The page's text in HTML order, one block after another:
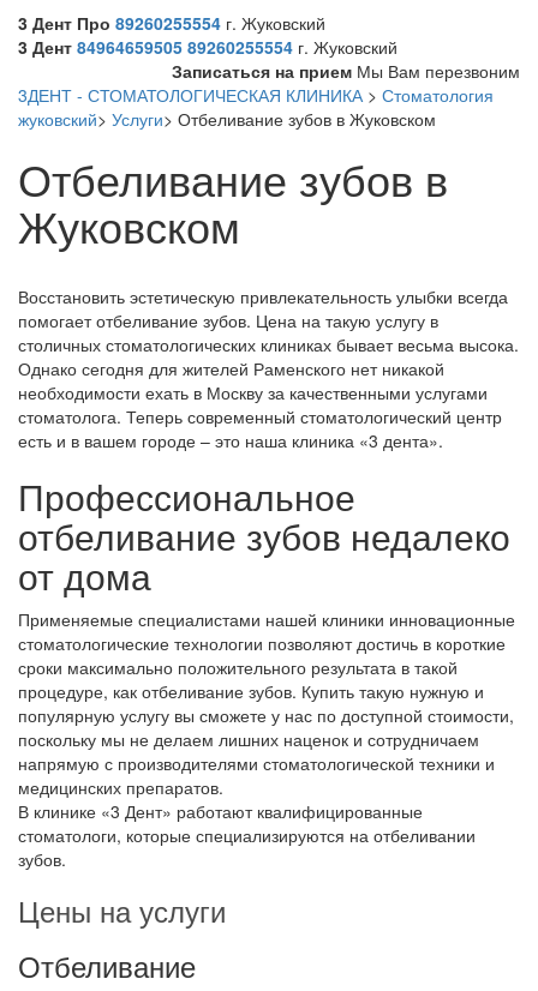
3 Дент Про 89260255554 г. Жуковский
3 Дент 84964659505 89260255554 г. Жуковский
Записаться на прием Мы Вам перезвоним
3ДЕНТ - СТОМАТОЛОГИЧЕСКАЯ КЛИНИКА > Стоматология
жуковский> Услуги> Отбеливание зубов в Жуковском
Отбеливание зубов в
Жуковском
Восстановить эстетическую привлекательность улыбки всегда
помогает отбеливание зубов. Цена на такую услугу в
столичных стоматологических клиниках бывает весьма высока.
Однако сегодня для жителей Раменского нет никакой
необходимости ехать в Москву за качественными услугами
стоматолога. Теперь современный стоматологический центр
есть и в вашем городе – это наша клиника «3 дента».
Профессиональное
отбеливание зубов недалеко
от дома
Применяемые специалистами нашей клиники инновационные
стоматологические технологии позволяют достичь в короткие
сроки максимально положительного результата в такой
процедуре, как отбеливание зубов. Купить такую нужную и
популярную услугу вы сможете у нас по доступной стоимости,
поскольку мы не делаем лишних наценок и сотрудничаем
напрямую с производителями стоматологической техники и
медицинских препаратов.
В клинике «3 Дент» работают квалифицированные
стоматологи, которые специализируются на отбеливании
зубов.
Цены на услуги
Отбеливание